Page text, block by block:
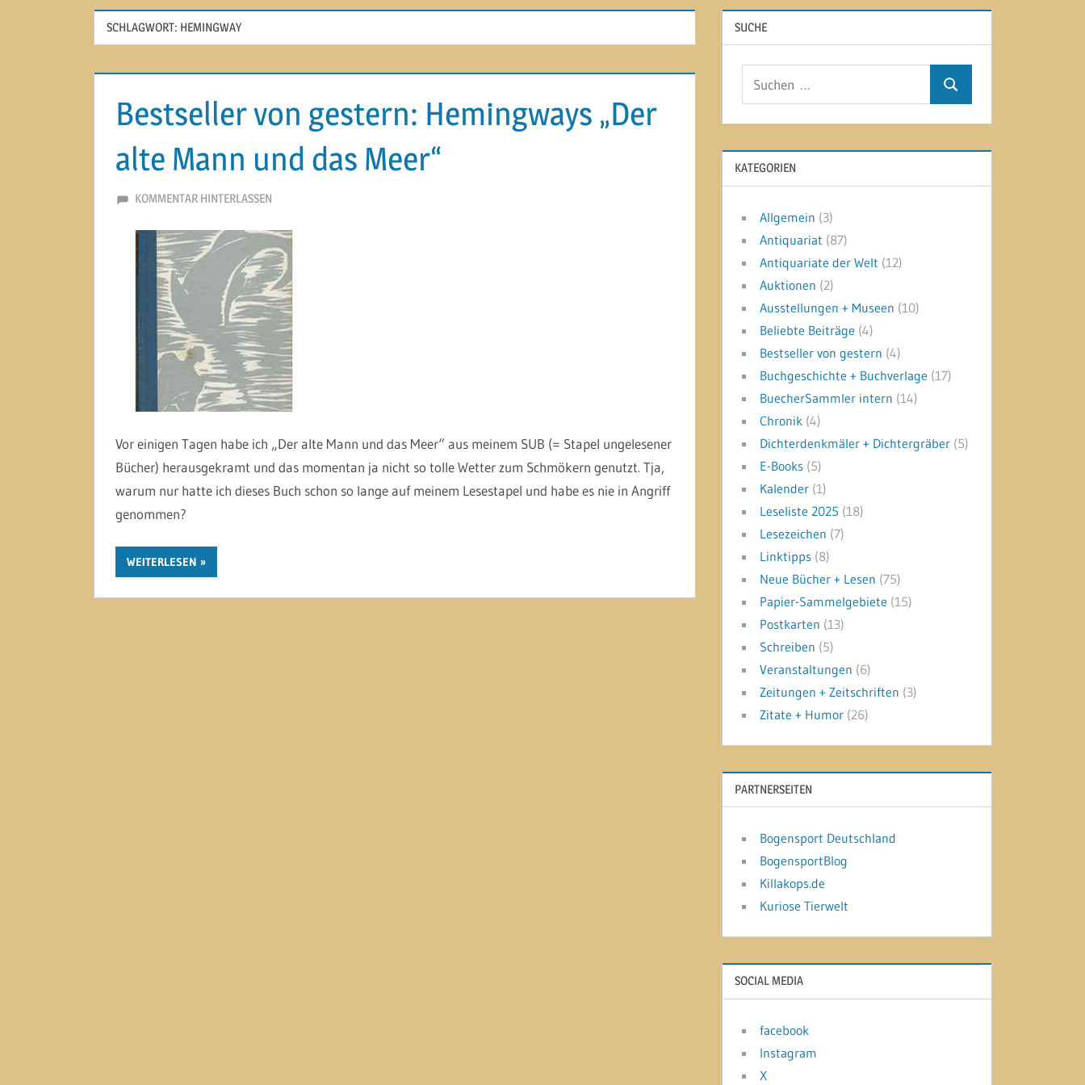
SCHLAGWORT: HEMINGWAY
Bestseller von gestern: Hemingways „Der
alte Mann und das Meer“
25. SEPTEMBER 2013
MARTINA BERG
KOMMENTAR HINTERLASSEN
Vor einigen Tagen habe ich „Der alte Mann und das Meer“ aus meinem SUB (= Stapel ungelesener
Bücher) herausgekramt und das momentan ja nicht so tolle Wetter zum Schmökern genutzt. Tja,
warum nur hatte ich dieses Buch schon so lange auf meinem Lesestapel und habe es nie in Angriff
genommen?
WEITERLESEN
SUCHE
Suchen
KATEGORIEN
Allgemein (3)
Antiquariat (87)
Antiquariate der Welt (12)
Auktionen (2)
Ausstellungen + Museen (10)
Beliebte Beiträge (4)
Bestseller von gestern (4)
Buchgeschichte + Buchverlage (17)
BuecherSammler intern (14)
Chronik (4)
Dichterdenkmäler + Dichtergräber (5)
E-Books (5)
Kalender (1)
Leseliste 2025 (18)
Lesezeichen (7)
Linktipps (8)
Neue Bücher + Lesen (75)
Papier-Sammelgebiete (15)
Postkarten (13)
Schreiben (5)
Veranstaltungen (6)
Zeitungen + Zeitschriften (3)
Zitate + Humor (26)
PARTNERSEITEN
Bogensport Deutschland
BogensportBlog
Killakops.de
Kuriose Tierwelt
SOCIAL MEDIA
facebook
Instagram
X